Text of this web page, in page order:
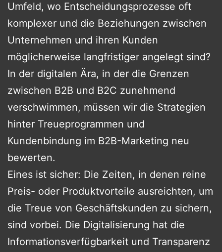
Umfeld, wo Entscheidungsprozesse oft
komplexer und die Beziehungen zwischen
Unternehmen und ihren Kunden
möglicherweise langfristiger angelegt sind?
In der digitalen Ära, in der die Grenzen
zwischen B2B und B2C zunehmend
verschwimmen, müssen wir die Strategien
hinter Treueprogrammen und
Kundenbindung im B2B-Marketing neu
bewerten.
Eines ist sicher: Die Zeiten, in denen reine
Preis- oder Produktvorteile ausreichten, um
die Treue von Geschäftskunden zu sichern,
sind vorbei. Die Digitalisierung hat die
Informationsverfügbarkeit und Transparenz